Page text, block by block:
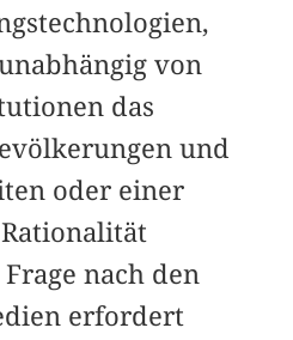
von
das
und
oder einer
nach den
erfordert